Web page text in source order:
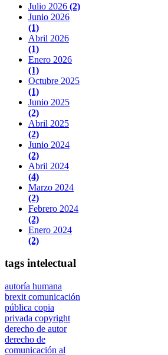
Julio 2026 (2)
Junio 2026
(1)
Abril 2026
(1)
Enero 2026
(1)
Octubre 2025
(1)
Junio 2025
(2)
Abril 2025
(2)
Junio 2024
(2)
Abril 2024
(4)
Marzo 2024
(2)
Febrero 2024
(2)
Enero 2024
(2)
tags intelectual
autoría humana
brexit comunicación
pública copia
privada copyright
derecho de autor
derecho de
comunicación al